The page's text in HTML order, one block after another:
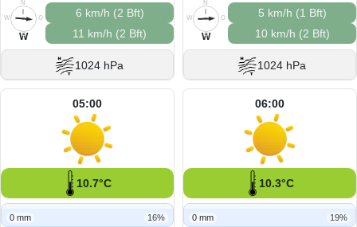
N
O
S
W
W
6 km/h (2 Bft)
11 km/h (2 Bft)
1024 hPa
N
O
S
W
W
5 km/h (1 Bft)
10 km/h (2 Bft)
1024 hPa
05:00
10.7°C
0 mm 16%
06:00
10.3°C
0 mm 19%